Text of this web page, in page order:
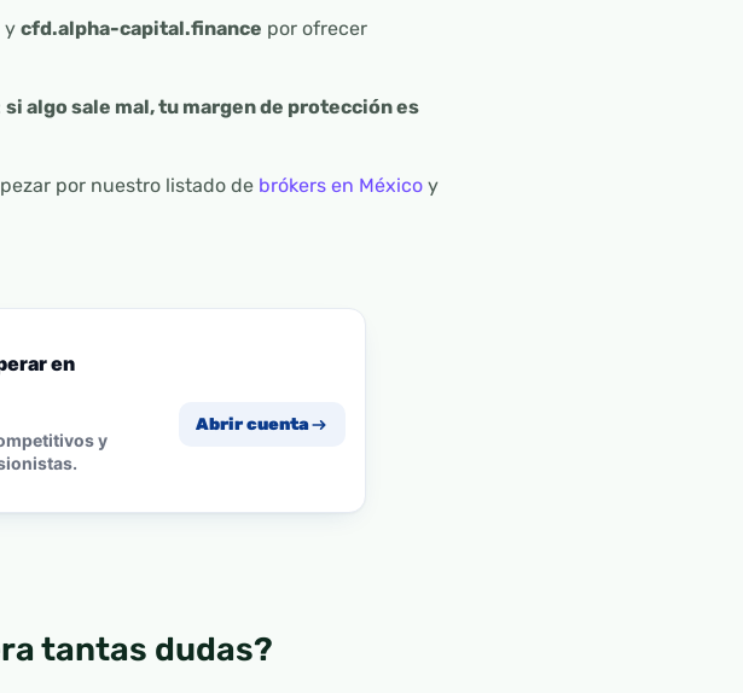
y cfd.alpha-capital.finance por ofrecer
si algo sale mal, tu margen de protección es
por nuestro listado de brókers en Méxicoy
en
y
Abrir cuenta
tantas dudas?